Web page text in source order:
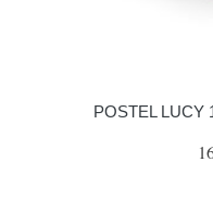
POSTEL LUCY